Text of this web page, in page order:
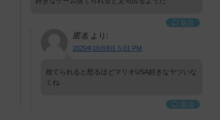
返信
匿名 より:
2025年10月8日 5:01 PM
捨てられると怒るほどマリオUSA好きなヤツいな
くね
返信